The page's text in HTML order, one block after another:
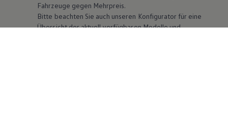
Fahrzeuge gegen Mehrpreis.
Bitte beachten Sie auch unseren Konfigurator für eine
Übersicht der aktuell verfügbaren Modelle und